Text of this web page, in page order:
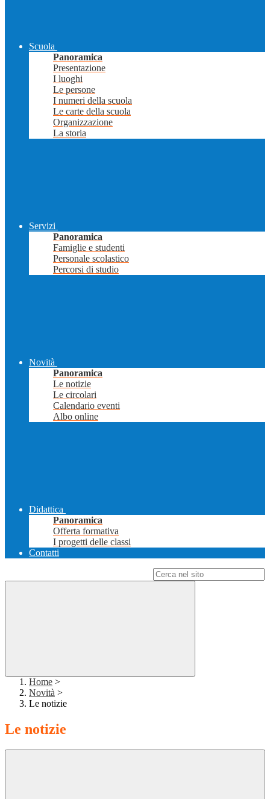
Scuola
Panoramica
Presentazione
I luoghi
Le persone
I numeri della scuola
Le carte della scuola
Organizzazione
La storia
Servizi
Panoramica
Famiglie e studenti
Personale scolastico
Percorsi di studio
Novità
Panoramica
Le notizie
Le circolari
Calendario eventi
Albo online
Didattica
Panoramica
Offerta formativa
I progetti delle classi
Contatti
Home >
Novità >
Le notizie
Le notizie